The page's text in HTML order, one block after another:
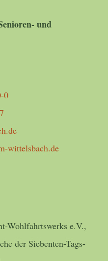
und
0
wittelsbach.de
Wohlfahrtswerks e.V.,
der Siebenten-Tags-